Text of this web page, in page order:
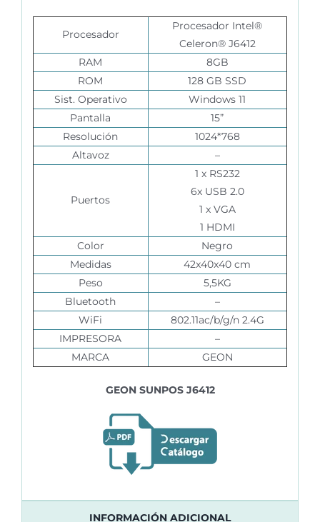
Procesador
Procesador Intel®
Celeron® J6412
RAM
8GB
ROM
128 GB SSD
Sist. Operativo
Windows 11
Pantalla
15”
Resolución
1024*768
Altavoz
–
Puertos
1 x RS232
6x USB 2.0
1 x VGA
1 HDMI
Color
Negro
Medidas
42x40x40 cm
Peso
5,5KG
Bluetooth
–
WiFi
802.11ac/b/g/n 2.4G
IMPRESORA
–
MARCA
GEON
GEON SUNPOS J6412
INFORMACIÓN ADICIONAL